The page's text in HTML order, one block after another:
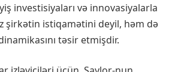
investisiyaları və innovasiyalarla
şirkətin istiqamətini deyil, həm də
təsir etmişdir.